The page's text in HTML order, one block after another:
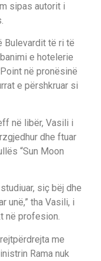
sipas autorit i
Bulevardit të ri të
e hotelerie
në pronësinë
e përshkruar si
në libër, Vasili i
dhe ftuar
“Sun Moon
siç bëj dhe
unë,” tha Vasili, i
në profesion.
me
Rama nuk